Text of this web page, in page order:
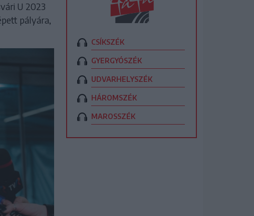
U 2023
pályára,
CSÍKSZÉK
GYERGYÓSZÉK
UDVARHELYSZÉK
HÁROMSZÉK
MAROSSZÉK